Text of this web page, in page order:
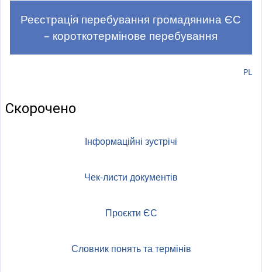
l
)
Реєстрація перебування громадянина ЄС
– короткотермінове перебування
PL
Скорочено
Інформаційні зустрічі
Чек-листи документів
Проєкти ЄС
Словник понять та термінів